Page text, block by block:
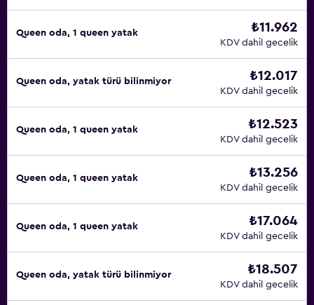
Queen oda, 1 queen yatak ₺11.962
KDV dahil gecelik
Queen oda, yatak türü bilinmiyor ₺12.017
KDV dahil gecelik
Queen oda, 1 queen yatak ₺12.523
KDV dahil gecelik
Queen oda, 1 queen yatak ₺13.256
KDV dahil gecelik
Queen oda, 1 queen yatak ₺17.064
KDV dahil gecelik
Queen oda, yatak türü bilinmiyor ₺18.507
KDV dahil gecelik